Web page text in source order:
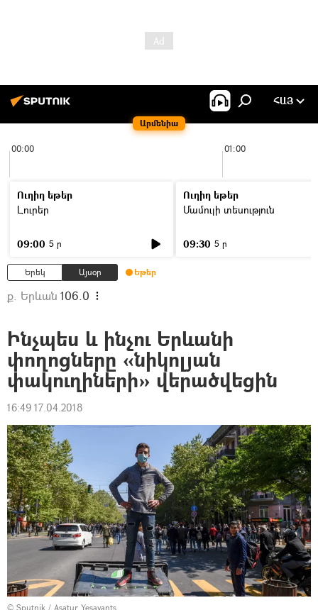
Արմենիա
ՀԱՅ
00:00 01:00
Ուղիղ եթեր
Լուրեր
09:00 5 ր
Ուղիղ եթեր
Մամուլի տեսություն
09:30 5 ր
Երեկ Այսօր Եթեր
ք. Երևան 106.0
Ինչպես և ինչու Երևանի
փողոցները «նիկոլյան
փակուղիների» վերածվեցին
16:49 17.04.2018
© Sputnik / Asatur Yesayants